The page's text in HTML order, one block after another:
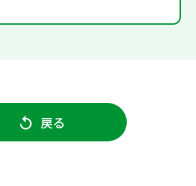
戻る